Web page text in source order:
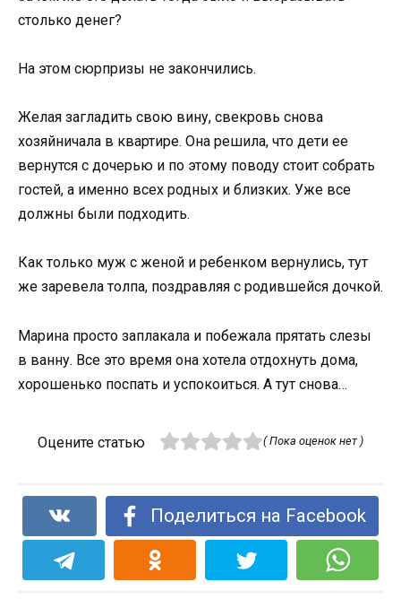
столько денег?
На этом сюрпризы не закончились.
Желая загладить свою вину, свекровь снова
хозяйничала в квартире. Она решила, что дети ее
вернутся с дочерью и по этому поводу стоит собрать
гостей, а именно всех родных и близких. Уже все
должны были подходить.
Как только муж с женой и ребенком вернулись, тут
же заревела толпа, поздравляя с родившейся дочкой.
Марина просто заплакала и побежала прятать слезы
в ванну. Все это время она хотела отдохнуть дома,
хорошенько поспать и успокоиться. А тут снова…
Оцените статью ( Пока оценок нет )
Поделиться на Facebook